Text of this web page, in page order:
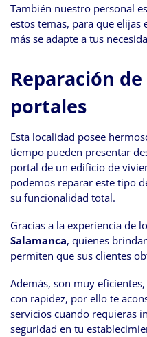
También nuestro personal
estos temas, para que elijas
más se adapte a tus
Reparación
portales
Esta localidad posee
tiempo pueden presentar
portal de un edificio de
podemos reparar este tipo
su funcionalidad total.
Gracias a la experiencia de
Salamanca, quienes
permiten que sus clientes
Además, son muy
con rapidez, por ello te
servicios cuando requieras
seguridad en tu